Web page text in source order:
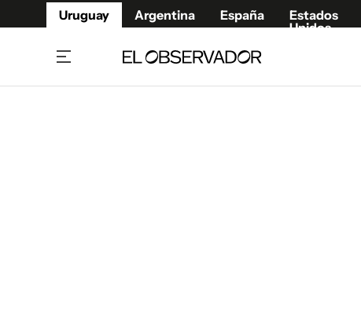
Uruguay Argentina España
Estados
Unidos